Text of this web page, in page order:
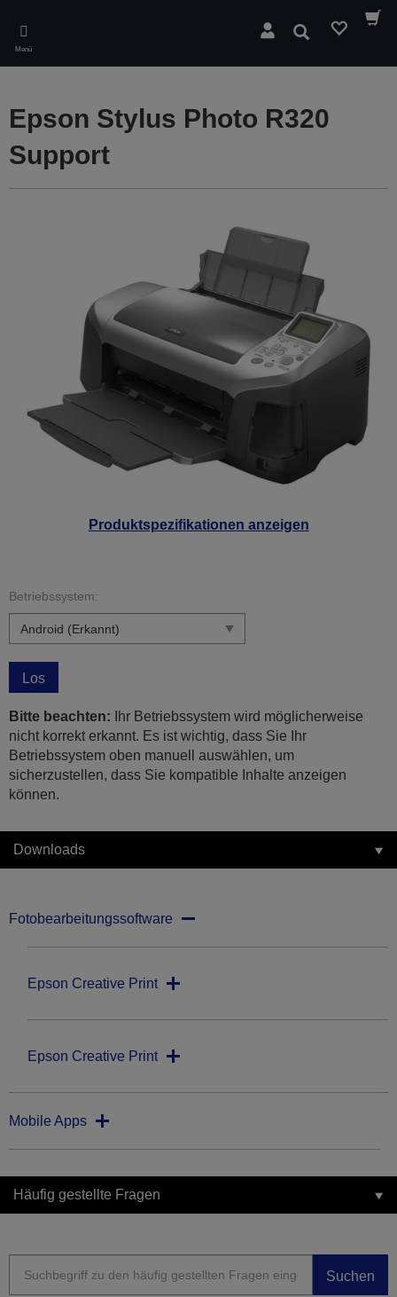
main
content
Menü
Suchen
Produktspezifikationen anzeigen
Epson Stylus Photo R320
Support
Betriebssystem:
Los
Bitte beachten: Ihr Betriebssystem wird möglicherweise
nicht korrekt erkannt. Es ist wichtig, dass Sie Ihr
Betriebssystem oben manuell auswählen, um
sicherzustellen, dass Sie kompatible Inhalte anzeigen
können.
Downloads
Fotobearbeitungssoftware
Epson Creative Print
Epson Creative Print
Mobile Apps
Häufig gestellte Fragen
Suchen